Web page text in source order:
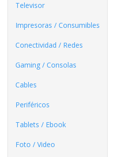
Televisor
Impresoras / Consumibles
Conectividad / Redes
Gaming / Consolas
Cables
Periféricos
Tablets / Ebook
Foto / Video